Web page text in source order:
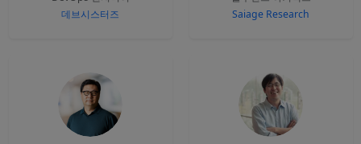
데브시스터즈
Saiage Research